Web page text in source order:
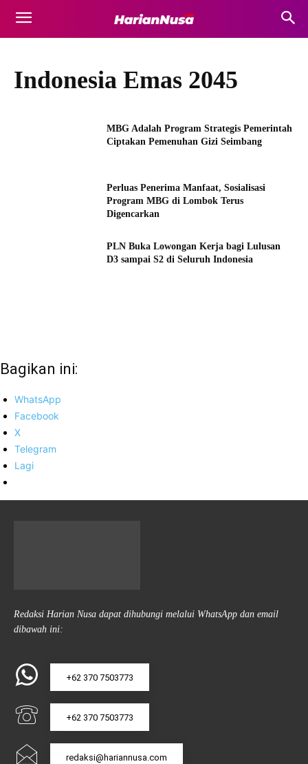
Indonesia Emas 2045
MBG Adalah Program Strategis Pemerintah
Ciptakan Pemenuhan Gizi Seimbang
Perluas Penerima Manfaat, Sosialisasi
Program MBG di Lombok Terus
Digencarkan
PLN Buka Lowongan Kerja bagi Lulusan
D3 sampai S2 di Seluruh Indonesia
Bagikan ini:
WhatsApp
Facebook
X
Telegram
Lagi
Redaksi Harian Nusa dapat dihubungi melalui WhatsApp dan email
dibawah ini:
+62 370 7503773
+62 370 7503773
redaksi@hariannusa.com